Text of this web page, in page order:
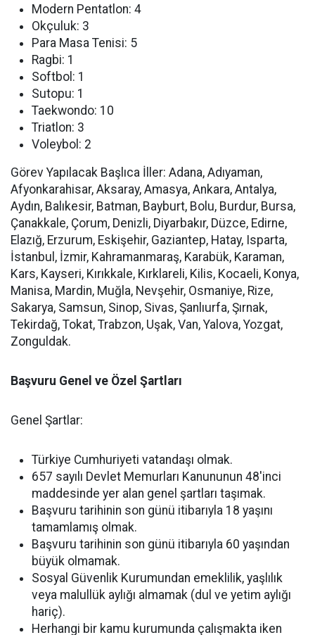
Modern Pentatlon: 4
Okçuluk: 3
Para Masa Tenisi: 5
Ragbi: 1
Softbol: 1
Sutopu: 1
Taekwondo: 10
Triatlon: 3
Voleybol: 2
Görev Yapılacak Başlıca İller: Adana, Adıyaman,
Afyonkarahisar, Aksaray, Amasya, Ankara, Antalya,
Aydın, Balıkesir, Batman, Bayburt, Bolu, Burdur, Bursa,
Çanakkale, Çorum, Denizli, Diyarbakır, Düzce, Edirne,
Elazığ, Erzurum, Eskişehir, Gaziantep, Hatay, Isparta,
İstanbul, İzmir, Kahramanmaraş, Karabük, Karaman,
Kars, Kayseri, Kırıkkale, Kırklareli, Kilis, Kocaeli, Konya,
Manisa, Mardin, Muğla, Nevşehir, Osmaniye, Rize,
Sakarya, Samsun, Sinop, Sivas, Şanlıurfa, Şırnak,
Tekirdağ, Tokat, Trabzon, Uşak, Van, Yalova, Yozgat,
Zonguldak.
Başvuru Genel ve Özel Şartları
Genel Şartlar:
Türkiye Cumhuriyeti vatandaşı olmak.
657 sayılı Devlet Memurları Kanununun 48'inci
maddesinde yer alan genel şartları taşımak.
Başvuru tarihinin son günü itibarıyla 18 yaşını
tamamlamış olmak.
Başvuru tarihinin son günü itibarıyla 60 yaşından
büyük olmamak.
Sosyal Güvenlik Kurumundan emeklilik, yaşlılık
veya malullük aylığı almamak (dul ve yetim aylığı
hariç).
Herhangi bir kamu kurumunda çalışmakta iken